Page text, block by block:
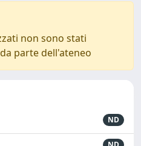
non sono stati
parte dell'ateneo
ND